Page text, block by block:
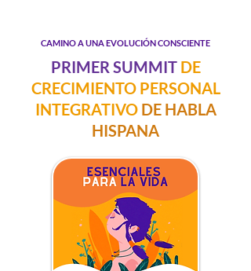
CAMINO A UNA EVOLUCIÓN CONSCIENTE
PRIMER SUMMIT DE
CRECIMIENTO PERSONAL
INTEGRATIVO DE HABLA
HISPANA